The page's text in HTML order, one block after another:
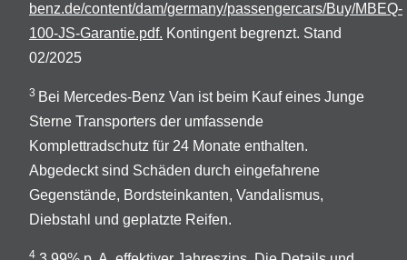
benz.de/content/dam/germany/passengercars/Buy/MBEQ-
100-JS-Garantie.pdf. Kontingent begrenzt. Stand
02/2025
3 Bei Mercedes-Benz Van ist beim Kauf eines Junge
Sterne Transporters der umfassende
Komplettradschutz für 24 Monate enthalten.
Abgedeckt sind Schäden durch eingefahrene
Gegenstände, Bordsteinkanten, Vandalismus,
Diebstahl und geplatzte Reifen.
4